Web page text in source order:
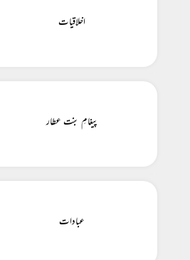
اخلاقیات
پیغامِ بنت عطار
عبادات